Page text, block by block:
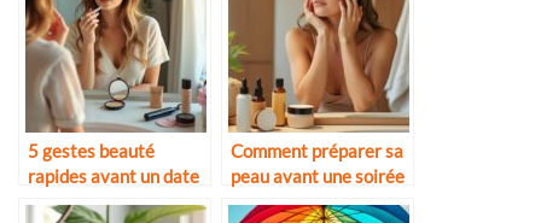
5 gestes beauté
rapides avant un date
Comment préparer sa
peau avant une soirée